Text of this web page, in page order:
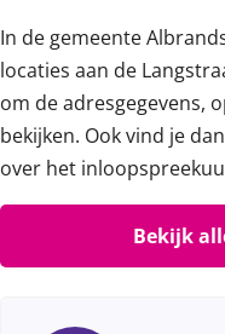
In de gemeente
locaties aan de
om de adresgegevens,
bekijken. Ook vind je
over het
Bekijk